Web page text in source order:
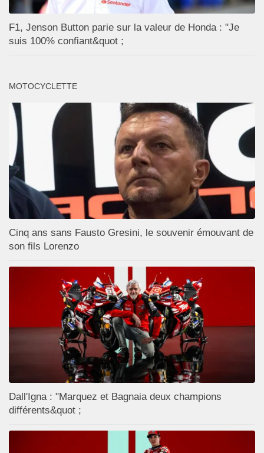
F1, Jenson Button parie sur la valeur de Honda : "Je
suis 100% confiant&quot ;
MOTOCYCLETTE
Cinq ans sans Fausto Gresini, le souvenir émouvant de
son fils Lorenzo
Dall'Igna : "Marquez et Bagnaia deux champions
différents&quot ;